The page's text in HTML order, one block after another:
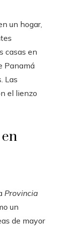
un hogar,
casas en
Panamá
Las
el lienzo
Provincia
un
de mayor